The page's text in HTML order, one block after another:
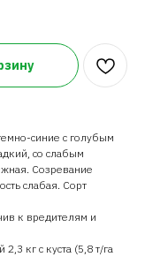
синие с голубым
со слабым
Созревание
слабая. Сорт
к вредителям и
кг с куста (5,8 т/га